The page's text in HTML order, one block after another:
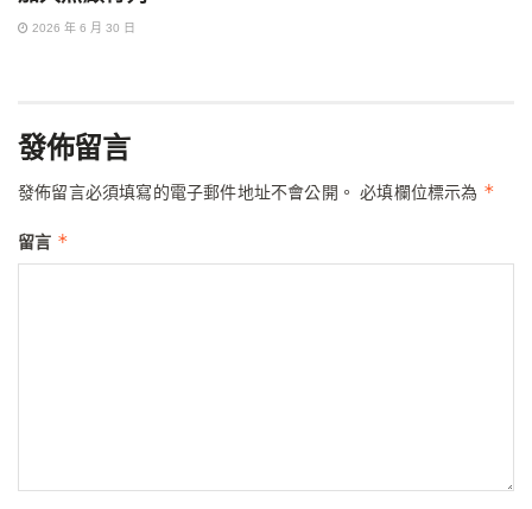
2026 年 6 月 30 日
發佈留言
發佈留言必須填寫的電子郵件地址不會公開。 必填欄位標示為 *
留言 *